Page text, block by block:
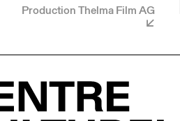
Production Thelma Film AG